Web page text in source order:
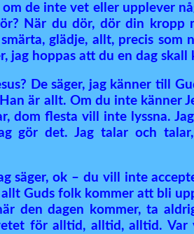
om de inte vet eller upplever
När du dör, dör din kropp
smärta, glädje, allt, precis
jag hoppas att du en dag
De säger, jag känner till
är allt. Om du inte känner
dom flesta vill inte lyssna.
gör det. Jag talar och
säger, ok – du vill inte
Guds folk kommer att bli
den dagen kommer, ta
för alltid, alltid, alltid. Var